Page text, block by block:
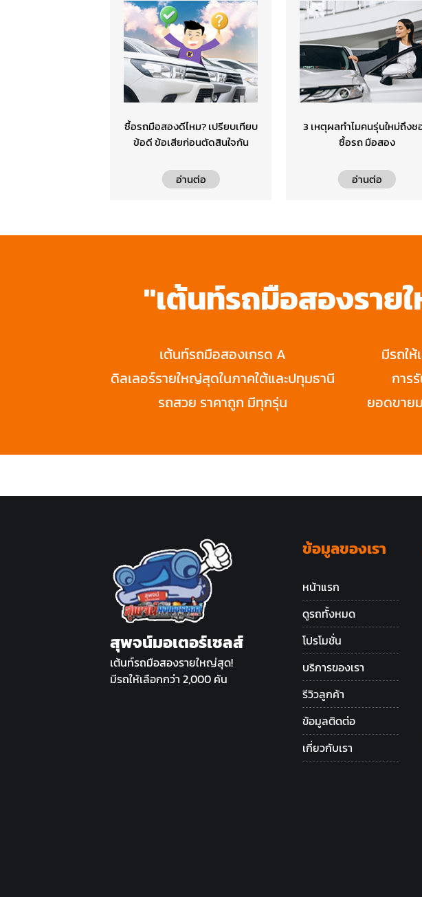
ซื้อรถมือสองดีไหม? เปรียบเทียบ
ข้อดี ข้อเสียก่อนตัดสินใจกัน
อ่านต่อ
3 เหตุผลทำไมคนรุ่นใหม่ถึงช
ซื้อรถ มือสอง
อ่านต่อ
"เต้นท์รถมือสองรา
เต้นท์รถมือสองเกรด A
ดิลเลอร์รายใหญ่สุดในภาคใต้และปทุมธานี
รถสวย ราคาถูก มีทุกรุ่น
มีรถใ
การ
ยอดขาย
สุพจน์มอเตอร์เซลส์
เต้นท์รถมือสองรายใหญ่สุด!
มีรถให้เลือกกว่า 2,000 คัน
ข้อมูลของเรา
หน้าแรก
ดูรถทั้งหมด
โปรโมชั่น
บริการของเรา
รีวิวลูกค้า
ข้อมูลติดต่อ
เกี่ยวกับเรา